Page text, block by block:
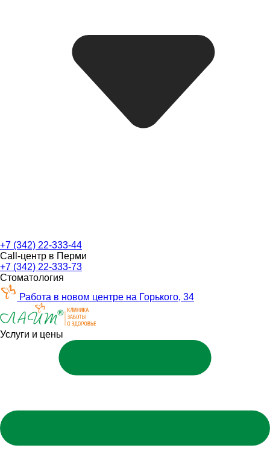
+7 (342) 22-333-44
Call-центр в Перми
+7 (342) 22-333-73
Стоматология
Работа в новом центре на Горького, 34
Услуги и цены